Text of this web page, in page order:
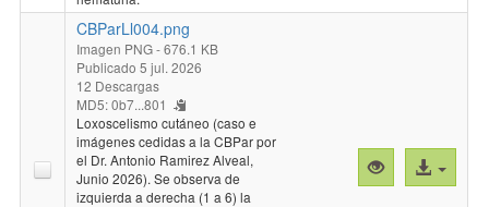
CBParLl004.png
Imagen PNG- 676.1 KB
Publicado 5 jul. 2026
12 Descargas
MD5: 0b7...801
Loxoscelismo cutáneo (caso e
imágenes cedidas a la CBPar por
el Dr. Antonio Ramirez Alveal,
Junio 2026). Se observa de
izquierda a derecha (1 a 6) la
Vista
previa
Acceso
al